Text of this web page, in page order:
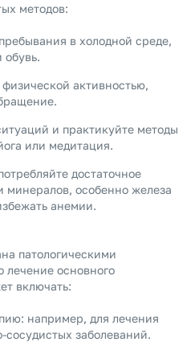
методов:
в холодной среде,
обувь.
активностью,
и практикуйте методы
или медитация.
достаточное
минералов, особенно железа
анемии.
патологическими
лечение основного
включать:
например, для лечения
заболеваний.